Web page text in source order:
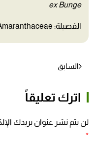
ex Bunge
الفصيلة: Amaranthaceae
السابق
اترك تعليقاً
لن يتم نشر عنوان بريدك
*